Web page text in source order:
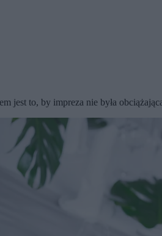
jest to, by impreza nie była